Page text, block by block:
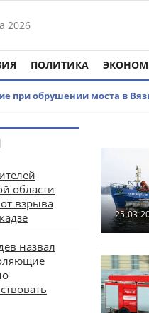
2026
ПОЛИТИКА
при обрушении моста в
области
взрыва
назвал
25-03-